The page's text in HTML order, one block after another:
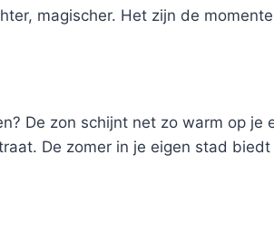
magischer. Het zijn de
De zon schijnt net zo warm op
De zomer in je eigen stad